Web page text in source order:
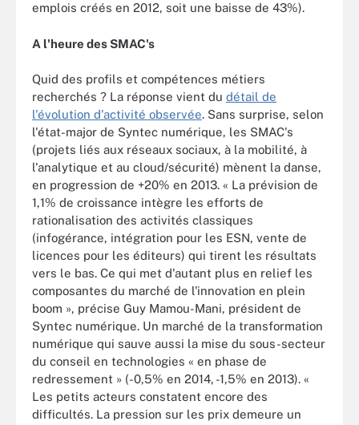
emplois créés en 2012, soit une baisse de 43%).
A l'heure des SMAC's
Quid des profils et compétences métiers
recherchés ? La réponse vient du détail de
l'évolution d'activité observée. Sans surprise, selon
l'état-major de Syntec numérique, les SMAC's
(projets liés aux réseaux sociaux, à la mobilité, à
l'analytique et au cloud/sécurité) mènent la danse,
en progression de +20% en 2013. « La prévision de
1,1% de croissance intègre les efforts de
rationalisation des activités classiques
(infogérance, intégration pour les ESN, vente de
licences pour les éditeurs) qui tirent les résultats
vers le bas. Ce qui met d'autant plus en relief les
composantes du marché de l'innovation en plein
boom », précise Guy Mamou-Mani, président de
Syntec numérique. Un marché de la transformation
numérique qui sauve aussi la mise du sous-secteur
du conseil en technologies « en phase de
redressement » (-0,5% en 2014, -1,5% en 2013). «
Les petits acteurs constatent encore des
difficultés. La pression sur les prix demeure un